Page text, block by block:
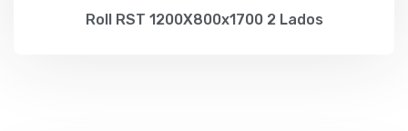
Roll RST 1200X800x1700 2 Lados